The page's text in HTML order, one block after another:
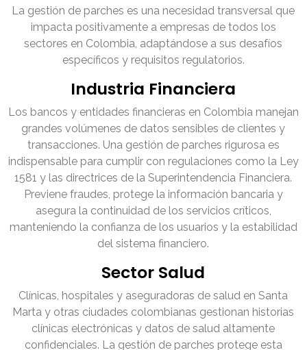
La gestión de parches es una necesidad transversal que
impacta positivamente a empresas de todos los
sectores en Colombia, adaptándose a sus desafíos
específicos y requisitos regulatorios.
Industria Financiera
Los bancos y entidades financieras en Colombia manejan
grandes volúmenes de datos sensibles de clientes y
transacciones. Una gestión de parches rigurosa es
indispensable para cumplir con regulaciones como la Ley
1581 y las directrices de la Superintendencia Financiera.
Previene fraudes, protege la información bancaria y
asegura la continuidad de los servicios críticos,
manteniendo la confianza de los usuarios y la estabilidad
del sistema financiero.
Sector Salud
Clínicas, hospitales y aseguradoras de salud en Santa
Marta y otras ciudades colombianas gestionan historias
clínicas electrónicas y datos de salud altamente
confidenciales. La gestión de parches protege esta